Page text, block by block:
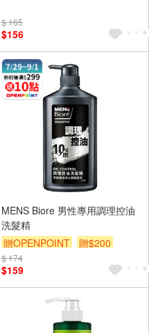
$ 165
$156
MENS Biore 男性專用調理控油
洗髮精
贈OPENPOINT
贈$200
$ 174
$159